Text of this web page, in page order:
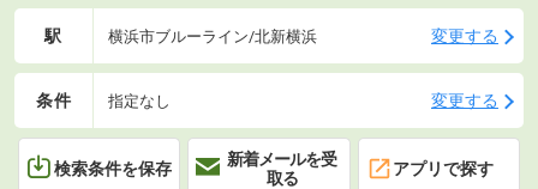
駅 横浜市ブルーライン/北新横浜 変更する
条件 指定なし 変更する
検索条件を保存
新着メールを受
取る
アプリで探す